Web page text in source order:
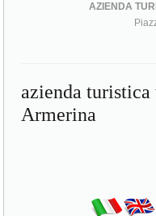
AZIENDA
azienda turistica
Armerina